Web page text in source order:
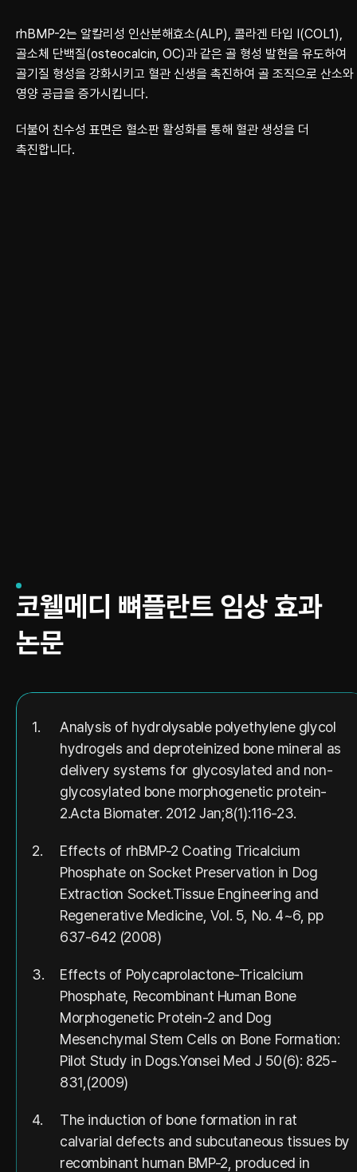
rhBMP-2는 알칼리성 인산분해효소(ALP), 콜라겐 타입 I(COL1),
골소체 단백질(osteocalcin, OC)과 같은 골 형성 발현을 유도하여
골기질 형성을 강화시키고 혈관 신생을 촉진하여 골 조직으로 산소와
영양 공급을 증가시킵니다.
더불어 친수성 표면은 혈소판 활성화를 통해 혈관 생성을 더
촉진합니다.
코웰메디 뼈플란트 임상 효과
논문
1.
Analysis of hydrolysable polyethylene glycol
hydrogels and deproteinized bone mineral as
delivery systems for glycosylated and non-
glycosylated bone morphogenetic protein-
2.Acta Biomater. 2012 Jan;8(1):116-23.
2.
Effects of rhBMP-2 Coating Tricalcium
Phosphate on Socket Preservation in Dog
Extraction Socket.Tissue Engineering and
Regenerative Medicine, Vol. 5, No. 4~6, pp
637-642 (2008)
3.
Effects of Polycaprolactone-Tricalcium
Phosphate, Recombinant Human Bone
Morphogenetic Protein-2 and Dog
Mesenchymal Stem Cells on Bone Formation:
Pilot Study in Dogs.Yonsei Med J 50(6): 825-
831,(2009)
4.
The induction of bone formation in rat
calvarial defects and subcutaneous tissues by
recombinant human BMP-2, produced in